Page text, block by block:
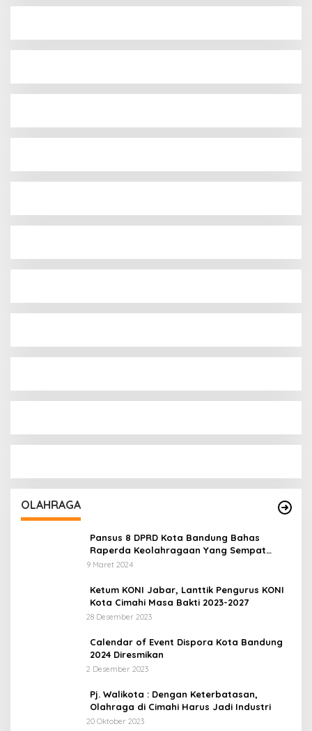
OLAHRAGA
Pansus 8 DPRD Kota Bandung Bahas
Raperda Keolahragaan Yang Sempat
Tertunda
9 Maret 2024
Ketum KONI Jabar, Lanttik Pengurus KONI
Kota Cimahi Masa Bakti 2023-2027
28 Desember 2023
Calendar of Event Dispora Kota Bandung
2024 Diresmikan
2 Desember 2023
Pj. Walikota : Dengan Keterbatasan,
Olahraga di Cimahi Harus Jadi Industri
20 Oktober 2023